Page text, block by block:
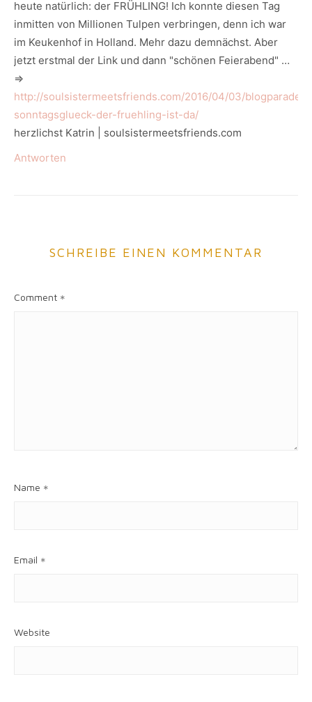
heute natürlich: der FRÜHLING! Ich konnte diesen Tag
inmitten von Millionen Tulpen verbringen, denn ich war
im Keukenhof in Holland. Mehr dazu demnächst. Aber
jetzt erstmal der Link und dann "schönen Feierabend" …
=>
http://soulsistermeetsfriends.com/2016/04/03/blogparade-
sonntagsglueck-der-fruehling-ist-da/
herzlichst Katrin | soulsistermeetsfriends.com
Antworten
SCHREIBE EINEN KOMMENTAR
Comment *
Name *
Email *
Website